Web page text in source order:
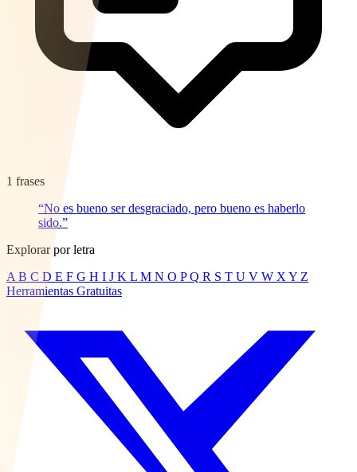
1 frases
“No es bueno ser desgraciado, pero bueno es haberlo
sido.”
Explorar por letra
A B C D E F G H I J K L M N O P Q R S T U V W X Y Z
Herramientas Gratuitas